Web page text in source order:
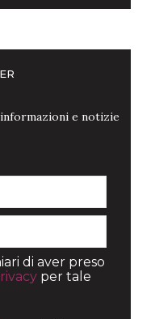
e notizie
di aver preso
per tale